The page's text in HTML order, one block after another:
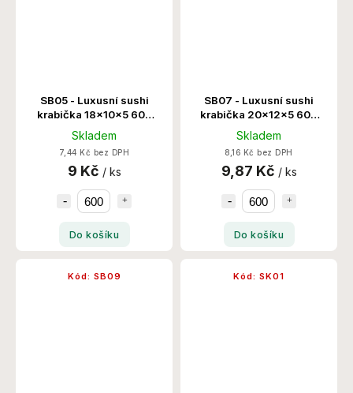
SB05 - Luxusní sushi
krabička 18x10x5 600
Ks/Krt
Skladem
7,44 Kč bez DPH
9 Kč / ks
Do košíku
SB07 - Luxusní sushi
krabička 20x12x5 600
Ks/Krt
Skladem
8,16 Kč bez DPH
9,87 Kč / ks
Do košíku
Kód: SB09 Kód: SK01